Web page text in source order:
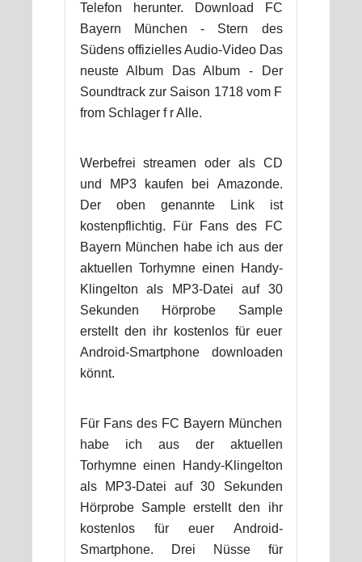
Telefon herunter. Download FC
Bayern München - Stern des
Südens offizielles Audio-Video Das
neuste Album Das Album - Der
Soundtrack zur Saison 1718 vom F
from Schlager f r Alle.
Werbefrei streamen oder als CD
und MP3 kaufen bei Amazonde.
Der oben genannte Link ist
kostenpflichtig. Für Fans des FC
Bayern München habe ich aus der
aktuellen Torhymne einen Handy-
Klingelton als MP3-Datei auf 30
Sekunden Hörprobe Sample
erstellt den ihr kostenlos für euer
Android-Smartphone downloaden
könnt.
Für Fans des FC Bayern München
habe ich aus der aktuellen
Torhymne einen Handy-Klingelton
als MP3-Datei auf 30 Sekunden
Hörprobe Sample erstellt den ihr
kostenlos für euer Android-
Smartphone. Drei Nüsse für